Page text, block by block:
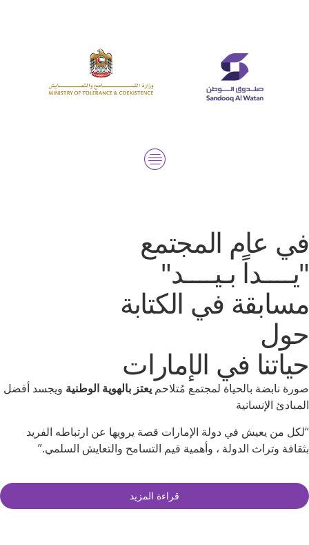
في عام المجتمع​
"يــــداً بـيــــد"
مسابقة في الكتابة
حول
حياتنا في الإمارات
صورة نابضة بالحياة لمجتمع مُتلاحم يعتز بالهوية الوطنية ويجسد أفضل
المبادئ الإنسانية
“لكل من يعيش في دولة الإمارات قصة يرويها عن ارتباطه الفريد
بثقافة وتراث الدولة ، وأهمية قيم التسامح والتعايش السلمي.”
قراءة المزيد